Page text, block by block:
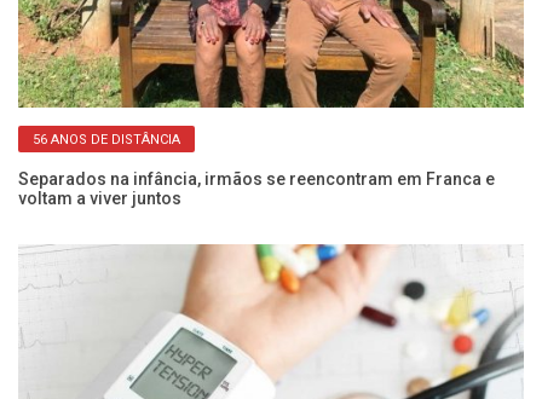
56 ANOS DE DISTÂNCIA
Separados na infância, irmãos se reencontram em Franca e
voltam a viver juntos